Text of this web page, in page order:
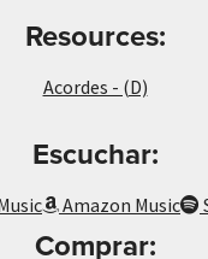
Resources:
Acordes - (D)
Escuchar:
Amazon Music
Comprar: